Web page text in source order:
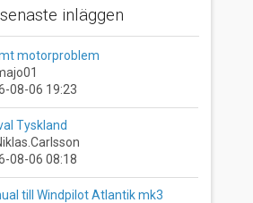
inläggen
motorproblem
08-06 19:23
Tyskland
08-06 08:18
till Windpilot Atlantik mk3